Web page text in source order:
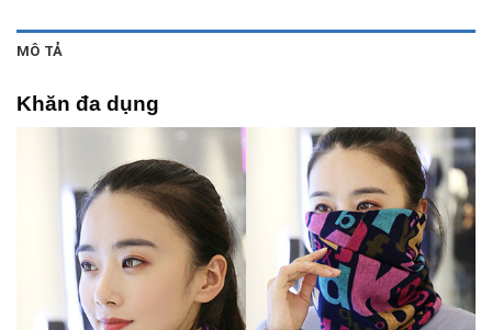
MÔ TẢ
Khăn đa dụng